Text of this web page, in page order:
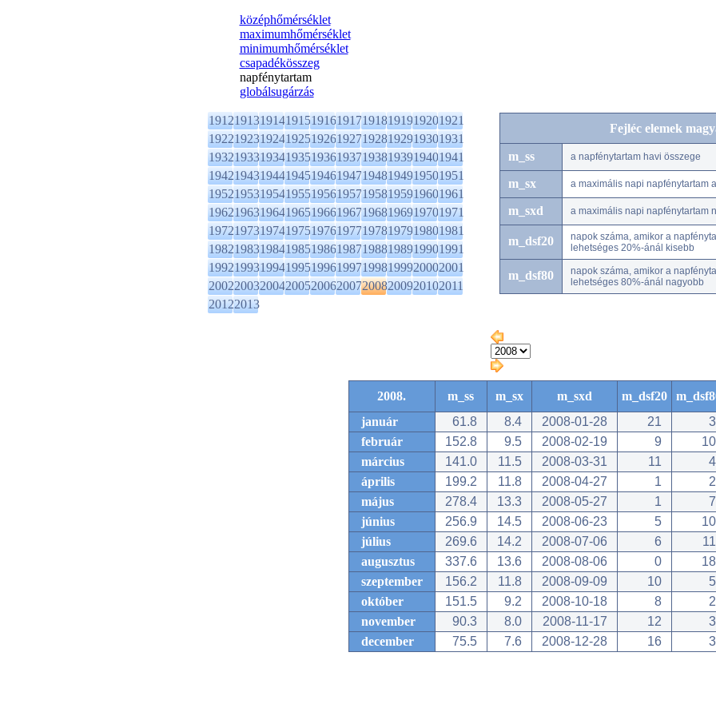
középhőmérséklet
maximumhőmérséklet
minimumhőmérséklet
csapadékösszeg
napfénytartam
globálsugárzás
1912191319141915191619171918191919201921
1922192319241925192619271928192919301931
1932193319341935193619371938193919401941
1942194319441945194619471948194919501951
1952195319541955195619571958195919601961
1962196319641965196619671968196919701971
1972197319741975197619771978197919801981
1982198319841985198619871988198919901991
1992199319941995199619971998199920002001
2002200320042005200620072008200920102011
20122013
Fejléc elemek
m_ss a napfénytartam havi összege
m_sx a maximális napi napfénytartam
m_sxd a maximális napi napfénytartam
m_dsf20
napok száma, amikor a
lehetséges 20%-ánál kisebb
m_dsf80
napok száma, amikor a
lehetséges 80%-ánál nagyobb
2008. m_ss m_sx m_sxd m_dsf20
január
61.8 8.4 2008-01-28 21
3
február
152.8 9.5 2008-02-19 9
10
március
141.0 11.5 2008-03-31 11
4
április
199.2 11.8 2008-04-27 1
2
május
278.4 13.3 2008-05-27 1
7
június
256.9 14.5 2008-06-23 5
10
július
269.6 14.2 2008-07-06 6
11
augusztus
337.6 13.6 2008-08-06 0
18
szeptember
156.2 11.8 2008-09-09 10
5
október
151.5 9.2 2008-10-18 8
2
november
90.3 8.0 2008-11-17 12
3
december
75.5 7.6 2008-12-28 16 3